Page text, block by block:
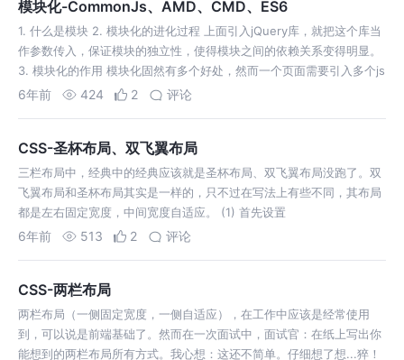
模块化-CommonJs、AMD、CMD、ES6
1. 什么是模块 2. 模块化的进化过程 上面引入jQuery库，就把这个库当
作参数传入，保证模块的独立性，使得模块之间的依赖关系变得明显。
3. 模块化的作用 模块化固然有多个好处，然而一个页面需要引入多个js
文件，还得按一定的顺序引入，就可能出现因为引入顺序错误而导致整
6年前 424 2 评论
CSS-圣杯布局、双飞翼布局
三栏布局中，经典中的经典应该就是圣杯布局、双飞翼布局没跑了。双
飞翼布局和圣杯布局其实是一样的，只不过在写法上有些不同，其布局
都是左右固定宽度，中间宽度自适应。 (1) 首先设置
好.main、.left、.right的宽度并浮动，为左右两列预留出空间。 (2) 通
6年前 513 2 评论
CSS-两栏布局
两栏布局（一侧固定宽度，一侧自适应），在工作中应该是经常使用
到，可以说是前端基础了。然而在一次面试中，面试官：在纸上写出你
能想到的两栏布局所有方式。我心想：这还不简单。仔细想了想...猝！